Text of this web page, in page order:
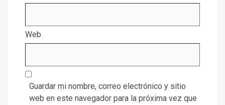
Web
Guardar mi nombre, correo electrónico y sitio
web en este navegador para la próxima vez que